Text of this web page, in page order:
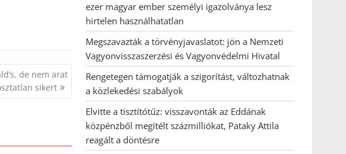
de nem arat
sikert
ezer magyar ember személyi igazolványa lesz
hirtelen használhatatlan
Megszavazták a törvényjavaslatot: jön a Nemzeti
Vagyonvisszaszerzési és Vagyonvédelmi Hivatal
Rengetegen támogatják a szigorítást, változhatnak
a közlekedési szabályok
Elvitte a tisztítótűz: visszavonták az Eddának
közpénzből megítélt százmilliókat, Pataky Attila
reagált a döntésre